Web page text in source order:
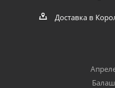
Доставка в